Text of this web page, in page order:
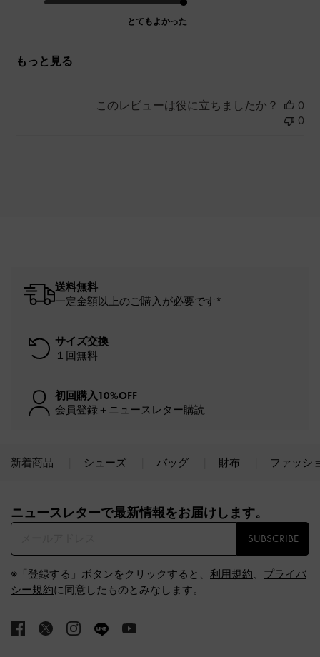
とてもよかった
もっと見る
このレビューは役に立ちましたか？
0
0
送料無料
一定金額以上のご購入が必要です*
サイズ交換
１回無料
初回購入10%OFF
会員登録＋ニュースレター購読
新着商品 シューズ バッグ 財布 ファッシ
ニュースレターで最新情報をお届けします。​
SUBSCRIBE
※「登録する」ボタンをクリックすると、 利用規約、 プライバ
シー規約に同意したものとみなします。